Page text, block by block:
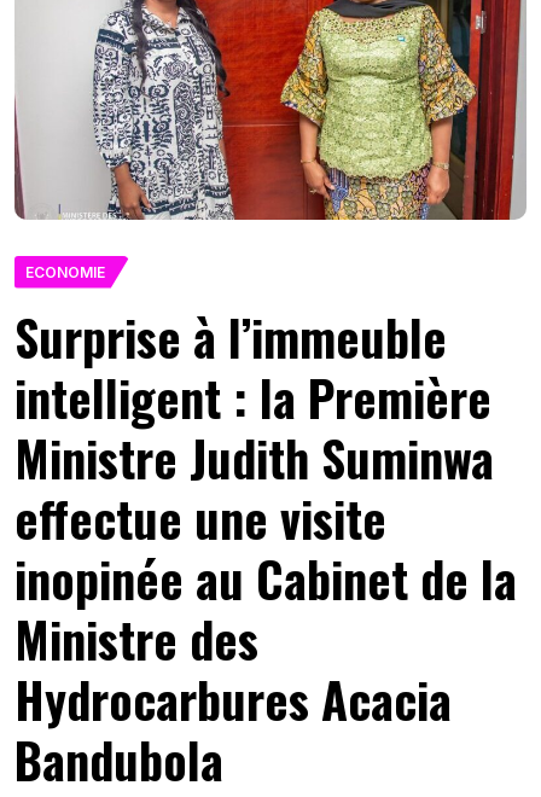
ECONOMIE
Surprise à l’immeuble
intelligent : la Première
Ministre Judith Suminwa
effectue une visite
inopinée au Cabinet de la
Ministre des
Hydrocarbures Acacia
Bandubola